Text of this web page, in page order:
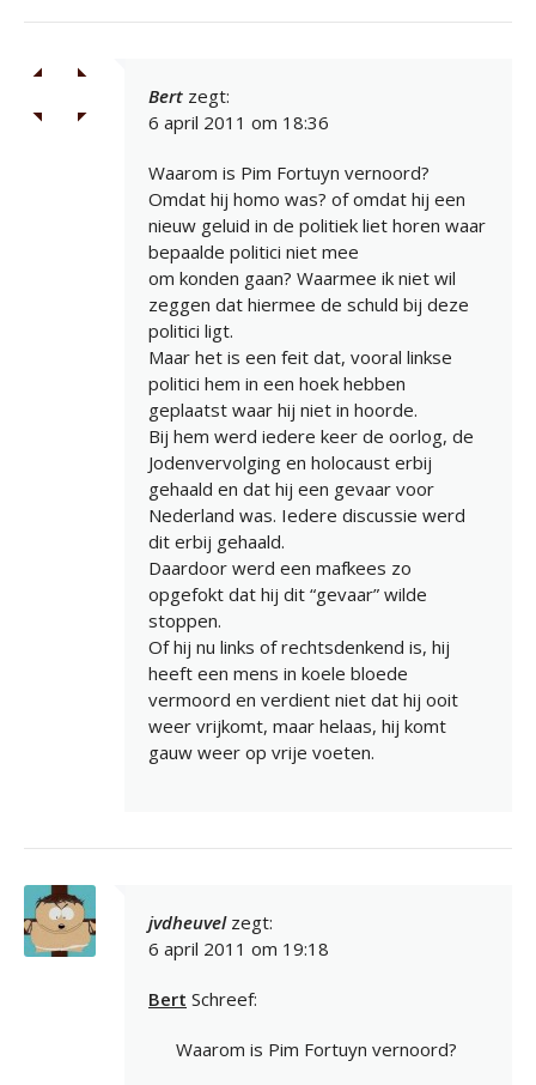
Bert zegt:
6 april 2011 om 18:36
Waarom is Pim Fortuyn vernoord?
Omdat hij homo was? of omdat hij een
nieuw geluid in de politiek liet horen waar
bepaalde politici niet mee
om konden gaan? Waarmee ik niet wil
zeggen dat hiermee de schuld bij deze
politici ligt.
Maar het is een feit dat, vooral linkse
politici hem in een hoek hebben
geplaatst waar hij niet in hoorde.
Bij hem werd iedere keer de oorlog, de
Jodenvervolging en holocaust erbij
gehaald en dat hij een gevaar voor
Nederland was. Iedere discussie werd
dit erbij gehaald.
Daardoor werd een mafkees zo
opgefokt dat hij dit “gevaar” wilde
stoppen.
Of hij nu links of rechtsdenkend is, hij
heeft een mens in koele bloede
vermoord en verdient niet dat hij ooit
weer vrijkomt, maar helaas, hij komt
gauw weer op vrije voeten.
jvdheuvel zegt:
6 april 2011 om 19:18
Bert Schreef:
Waarom is Pim Fortuyn vernoord?